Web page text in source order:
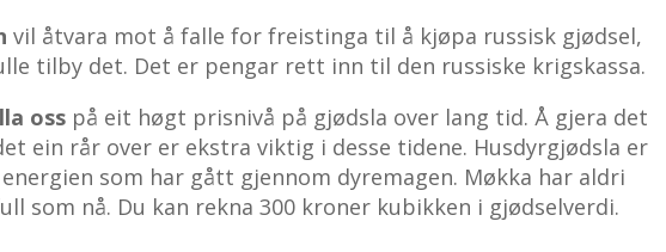
vil åtvara mot å falle for freistinga til å kjøpa russisk gjødsel,
tilby det. Det er pengar rett inn til den russiske krigskassa.
oss på eit høgt prisnivå på gjødsla over lang tid. Å gjera det
ein rår over er ekstra viktig i desse tidene. Husdyrgjødsla er
som har gått gjennom dyremagen. Møkka har aldri
som nå. Du kan rekna 300 kroner kubikken i gjødselverdi.